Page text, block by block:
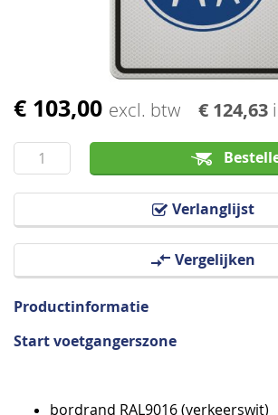
€ 103,00 excl. btw € 124,63
Verlanglijst
Vergelijken
Ga
het
begin
van
Productinformatie
Start voetgangerszone
bordrand RAL9016 (verkeerswit)